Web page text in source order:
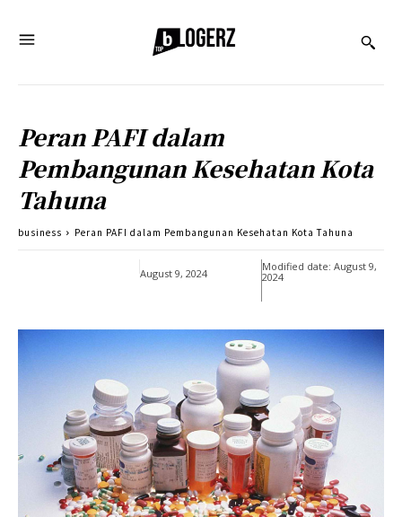
Peran PAFI dalam
Pembangunan Kesehatan Kota
Tahuna
business Peran PAFI dalam Pembangunan Kesehatan Kota Tahuna
August 9, 2024
Modified date: August 9,
2024